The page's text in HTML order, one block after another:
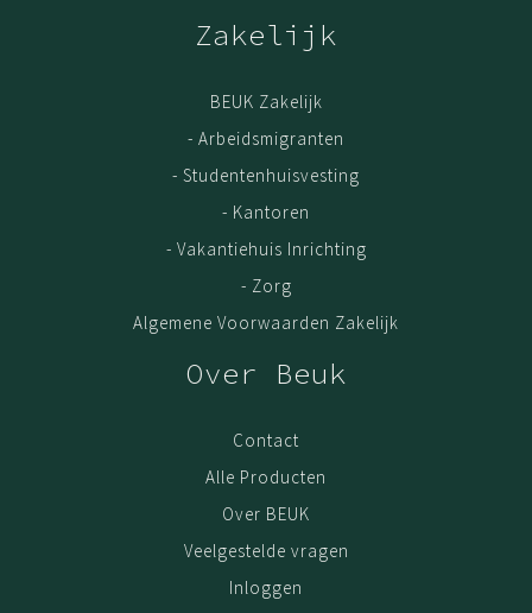
Zakelijk
BEUK Zakelijk
- Arbeidsmigranten
- Studentenhuisvesting
- Kantoren
- Vakantiehuis Inrichting
- Zorg
Algemene Voorwaarden Zakelijk
Over Beuk
Contact
Alle Producten
Over BEUK
Veelgestelde vragen
Inloggen